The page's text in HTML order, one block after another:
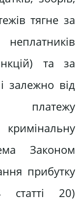
тягне за
та за
залежно від
платежу
Законом
прибутку
статті 20)